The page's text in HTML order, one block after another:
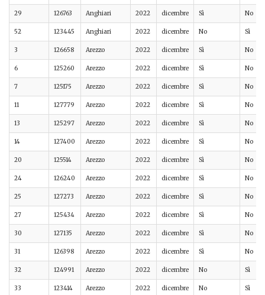
29 126763 Anghiari 2022 dicembre Sì No
52 123445 Anghiari 2022 dicembre No Sì
3 126658 Arezzo 2022 dicembre Sì No
6 125260 Arezzo 2022 dicembre Sì No
7 125175 Arezzo 2022 dicembre Sì No
11 127779 Arezzo 2022 dicembre Sì No
13 125297 Arezzo 2022 dicembre Sì No
14 127400 Arezzo 2022 dicembre Sì No
20 125514 Arezzo 2022 dicembre Sì No
24 126240 Arezzo 2022 dicembre Sì No
25 127273 Arezzo 2022 dicembre Sì No
27 125434 Arezzo 2022 dicembre Sì No
30 127135 Arezzo 2022 dicembre Sì No
31 126398 Arezzo 2022 dicembre Sì No
32 124991 Arezzo 2022 dicembre No Sì
33 123414 Arezzo 2022 dicembre No Sì